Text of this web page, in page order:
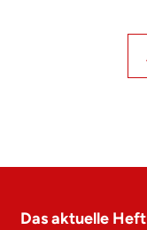
Das aktuelle Heft